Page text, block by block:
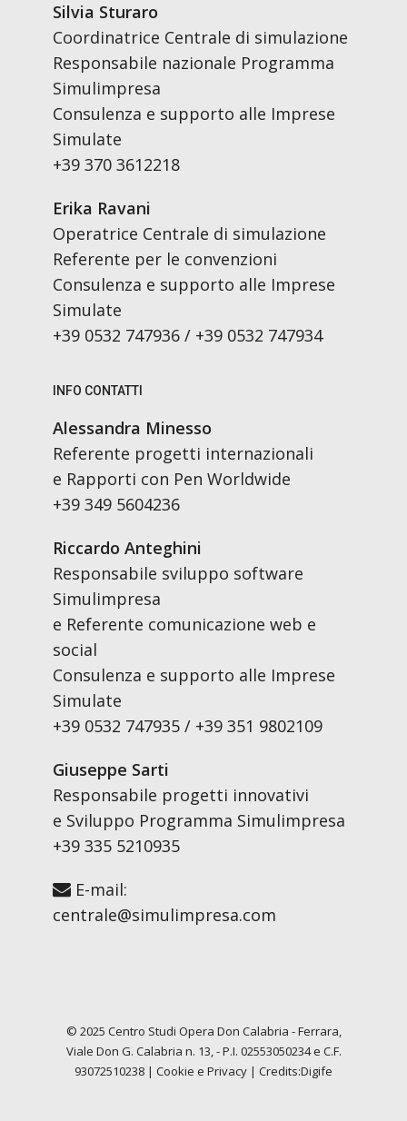
Silvia Sturaro
Coordinatrice Centrale di simulazione
Responsabile nazionale Programma
Simulimpresa
Consulenza e supporto alle Imprese
Simulate
+39 370 3612218
Erika Ravani
Operatrice Centrale di simulazione
Referente per le convenzioni
Consulenza e supporto alle Imprese
Simulate
+39 0532 747936 / +39 0532 747934
INFO CONTATTI
Alessandra Minesso
Referente progetti internazionali
e Rapporti con Pen Worldwide
+39 349 5604236
Riccardo Anteghini
Responsabile sviluppo software
Simulimpresa
e Referente comunicazione web e
social
Consulenza e supporto alle Imprese
Simulate
+39 0532 747935 / +39 351 9802109
Giuseppe Sarti
Responsabile progetti innovativi
e Sviluppo Programma Simulimpresa
+39 335 5210935
E-mail:
centrale@simulimpresa.com
© 2025 Centro Studi Opera Don Calabria - Ferrara,
Viale Don G. Calabria n. 13, - P.I. 02553050234 e C.F.
93072510238 | Cookie e Privacy | Credits:Digife